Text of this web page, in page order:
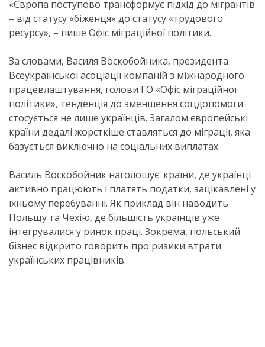
«Європа поступово трансформує підхід до мігрантів
– від статусу «біженця» до статусу «трудового
ресурсу», – пише Офіс міграційної політики.
За словами, Василя Воскобойника, президента
Всеукраїнської асоціації компаній з міжнародного
працевлаштування, голови ГО «Офіс міграційної
політики», тенденція до зменшення соцдопомоги
стосується не лише українців. Загалом європейські
країни дедалі жорсткіше ставляться до міграції, яка
базується виключно на соціальних виплатах.
Василь Воскобойник наголошує: країни, де українці
активно працюють і платять податки, зацікавлені у
їхньому перебуванні. Як приклад він наводить
Польщу та Чехію, де більшість українців уже
інтегрувалися у ринок праці. Зокрема, польський
бізнес відкрито говорить про ризики втрати
українських працівників.